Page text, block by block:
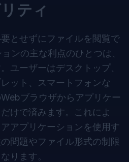
ティ
とせずにファイルを閲覧で
ンの主な利点のひとつは、
ユーザーはデスクトップ、
ット、スマートフォンな
ブラウザからアプリケー
けで済みます。これによ
アプリケーションを使用す
問題やファイル形式の制限
ります。